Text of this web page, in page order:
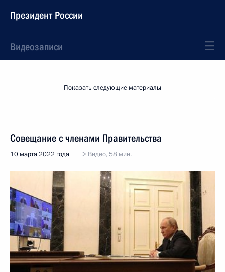
Президент России
Видеозаписи
Показать следующие материалы
Совещание с членами Правительства
10 марта 2022 года Видео, 58 мин.